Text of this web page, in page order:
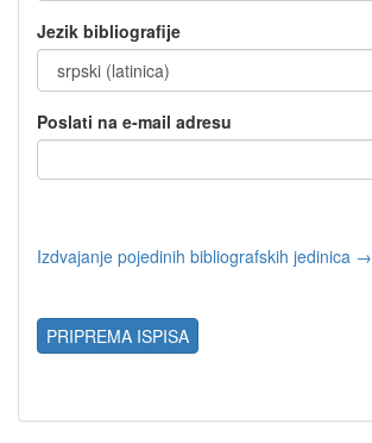
Jezik bibliografije
Poslati na e-mail adresu
Izdvajanje pojedinih bibliografskih jedinica →
PRIPREMA ISPISA